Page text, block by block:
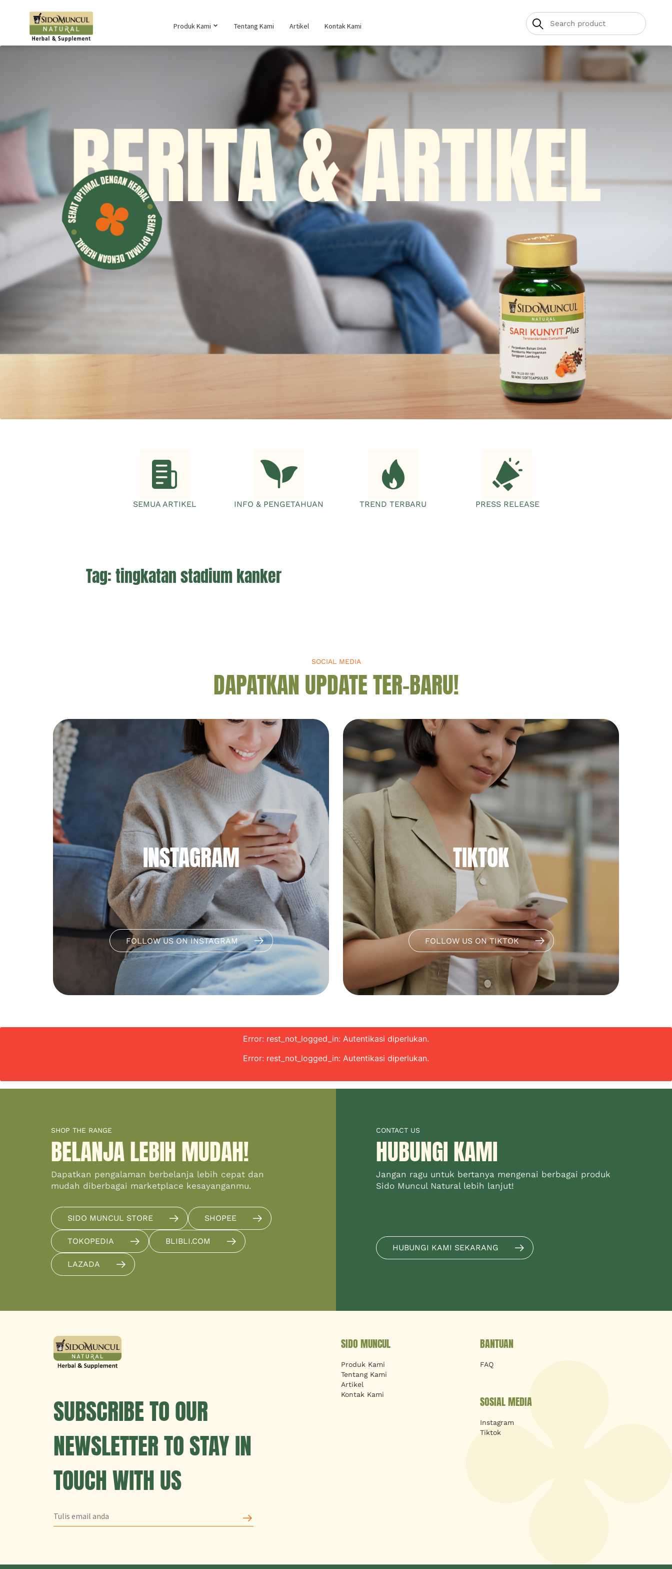
Produk Kami Tentang Kami Artikel Kontak Kami
SEMUA ARTIKEL INFO & PENGETAHUAN TREND TERBARU PRESS RELEASE
Tag:tingkatan stadium kanker
SOCIAL MEDIA
DAPATKAN UPDATE TER-BARU!
INSTAGRAM
FOLLOW US ON INSTAGRAM
TIKTOK
FOLLOW US ON TIKTOK
Error: rest_not_logged_in: Autentikasi diperlukan.
Error: rest_not_logged_in: Autentikasi diperlukan.
SHOP THE RANGE
BELANJA LEBIH MUDAH!
Dapatkan pengalaman berbelanja lebih cepat dan
mudah diberbagai marketplace kesayanganmu.
SIDO MUNCUL STORE SHOPEE
TOKOPEDIA BLIBLI.COM
LAZADA
CONTACT US
HUBUNGI KAMI
Jangan ragu untuk bertanya mengenai berbagai produk
Sido Muncul Natural lebih lanjut!
HUBUNGI KAMI SEKARANG
SUBSCRIBE TO OUR
NEWSLETTER TO STAY IN
TOUCH WITH US
SIDO MUNCUL
Produk Kami
Tentang Kami
Artikel
Kontak Kami
BANTUAN
FAQ
SOSIAL MEDIA
Instagram
Tiktok